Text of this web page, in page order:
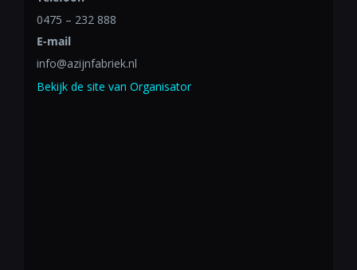
0475 – 232 888
E-mail
info@azijnfabriek.nl
Bekijk de site van Organisator